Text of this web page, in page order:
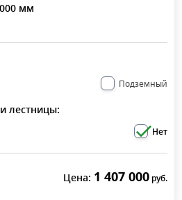
мм
Подземный
лестницы:
Нет
Цена: 1 407 000руб.